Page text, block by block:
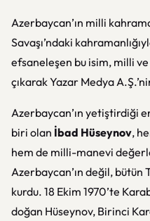
Azerbaycan’ın milli
Savaşı’ndaki
efsaneleşen bu isim, milli
çıkarak Yazar Medya
Azerbaycan’ın yetiştirdiği
biri olan İbad Hüseynov,
hem de milli-manevi
Azerbaycan’ın değil, bütün
kurdu. 18 Ekim 1970’te
doğan Hüseynov, Birinci